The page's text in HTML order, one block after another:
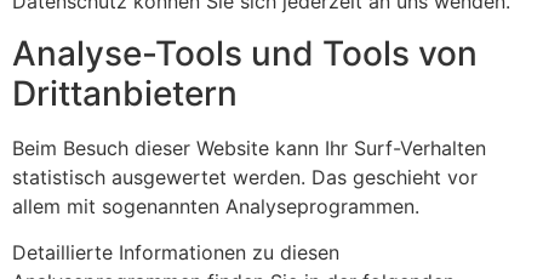
Analyse-Tools und Tools von
Dritt­anbietern
Beim Besuch dieser Website kann Ihr Surf-Verhalten
statistisch ausgewertet werden. Das geschieht vor
allem mit sogenannten Analyseprogrammen.
Detaillierte Informationen zu diesen